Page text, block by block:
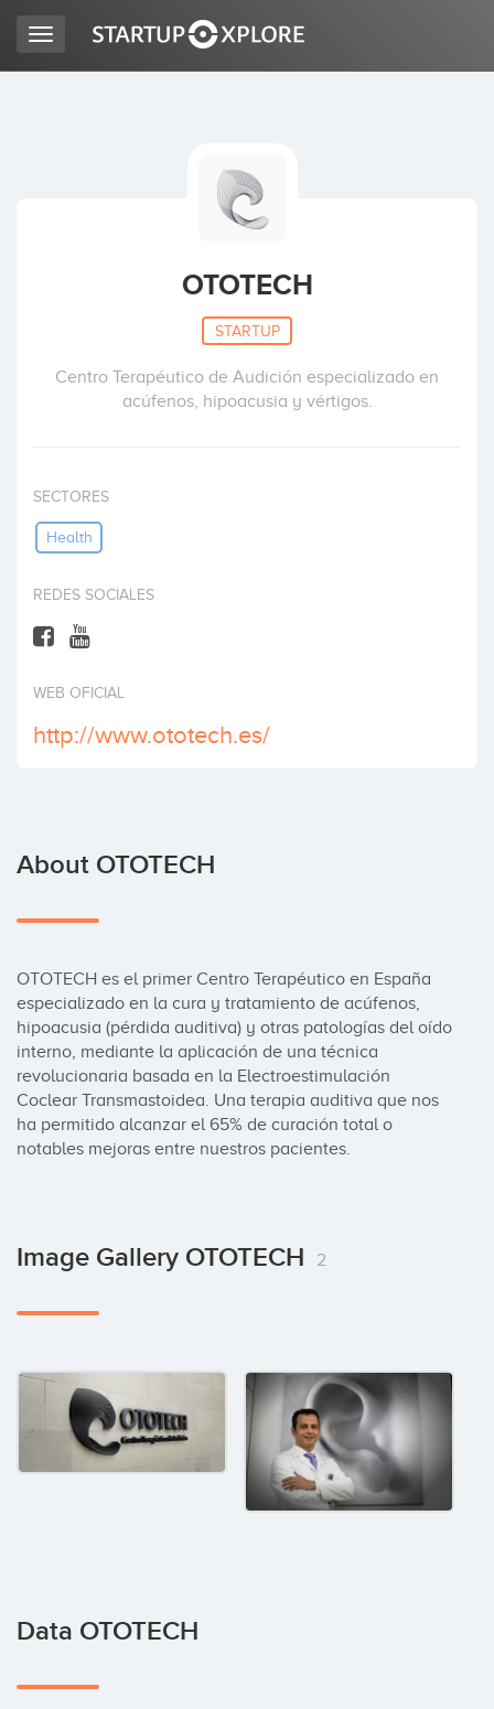
Toggle
navigation
OTOTECH
STARTUP
Centro Terapéutico de Audición especializado en
acúfenos, hipoacusia y vértigos.
SECTORES
Health
REDES SOCIALES
WEB OFICIAL
http://www.ototech.es/
About OTOTECH
OTOTECH es el primer Centro Terapéutico en España
especializado en la cura y tratamiento de acúfenos,
hipoacusia (pérdida auditiva) y otras patologías del oído
interno, mediante la aplicación de una técnica
revolucionaria basada en la Electroestimulación
Coclear Transmastoidea. Una terapia auditiva que nos
ha permitido alcanzar el 65% de curación total o
notables mejoras entre nuestros pacientes.
Image Gallery OTOTECH 2
Data OTOTECH